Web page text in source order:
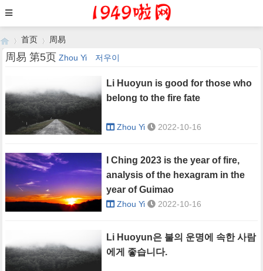
›
首页
›
周易
周易 第5页 Zhou Yi 저우이
Li Huoyun is good for those who
belong to the fire fate
Zhou Yi 2022-10-16
I Ching 2023 is the year of fire,
analysis of the hexagram in the
year of Guimao
Zhou Yi 2022-10-16
Li Huoyun은 불의 운명에 속한 사람
에게 좋습니다.